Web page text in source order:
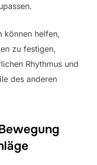
können helfen,
zu festigen,
Rhythmus und
des anderen